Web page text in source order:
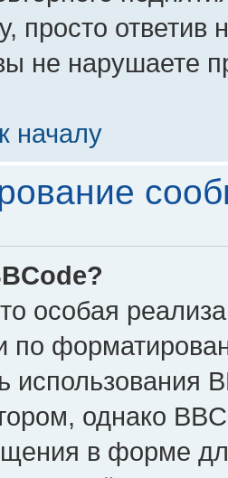
просто ответив
не нарушаете
началу
особая
по
использования
однако
в форме